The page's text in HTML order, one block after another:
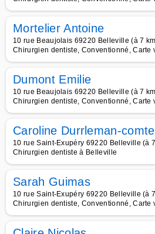
Mortelier Antoine
10 rue Beaujolais 69220 Belleville (à 7
Chirurgien dentiste, Conventionné, Carte
Dumont Emilie
10 rue Beaujolais 69220 Belleville (à 7
Chirurgien dentiste, Conventionné, Carte
Caroline Durrleman-comte
10 rue Saint-Exupéry 69220 Belleville (à
Chirurgien dentiste à Belleville
Sarah Guimas
10 rue Saint-Exupéry 69220 Belleville (à
Chirurgien dentiste, Conventionné, Carte